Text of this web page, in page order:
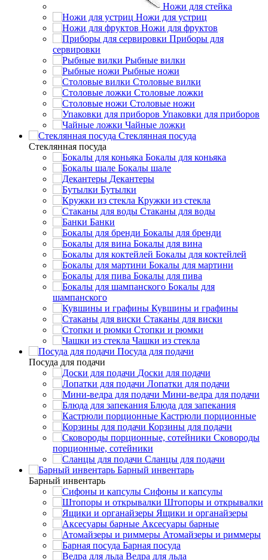
Ножи для стейка
Ножи для устриц
Ножи для фруктов
Приборы для
сервировки
Рыбные вилки
Рыбные ножи
Столовые вилки
Столовые ложки
Столовые ножи
Упаковки для приборов
Чайные ложки
Стеклянная посуда
Стеклянная посуда
Бокалы для коньяка
Бокалы шале
Декантеры
Бутылки
Кружки из стекла
Стаканы для воды
Банки
Бокалы для бренди
Бокалы для вина
Бокалы для коктейлей
Бокалы для мартини
Бокалы для пива
Бокалы для
шампанского
Кувшины и графины
Стаканы для виски
Стопки и рюмки
Чашки из стекла
Посуда для подачи
Посуда для подачи
Доски для подачи
Лопатки для подачи
Мини-ведра для подачи
Блюда для запекания
Кастрюли порционные
Корзины для подачи
Сковороды
порционные, сотейники
Сланцы для подачи
Барный инвентарь
Барный инвентарь
Сифоны и капсулы
Штопоры и открывалки
Ящики и органайзеры
Аксесуары барные
Атомайзеры и риммеры
Барная посуда
Ведра для льда